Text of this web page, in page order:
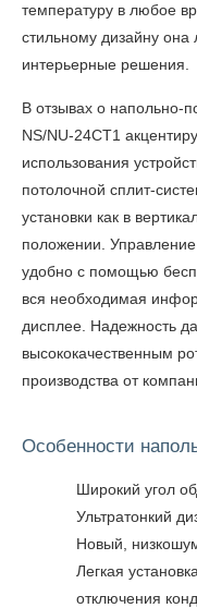
температуру в любое
стильному дизайну она
интерьерные решения.
В отзывах о напольно-
NS/NU-24CT1
использования
потолочной сплит-
установки как в
положении. Управление
удобно с помощью
вся необходимая
дисплее. Надежность
высококачественным
производства от
Особенности
Широкий угол
Ультратонкий
Новый,
Легкая
отключения